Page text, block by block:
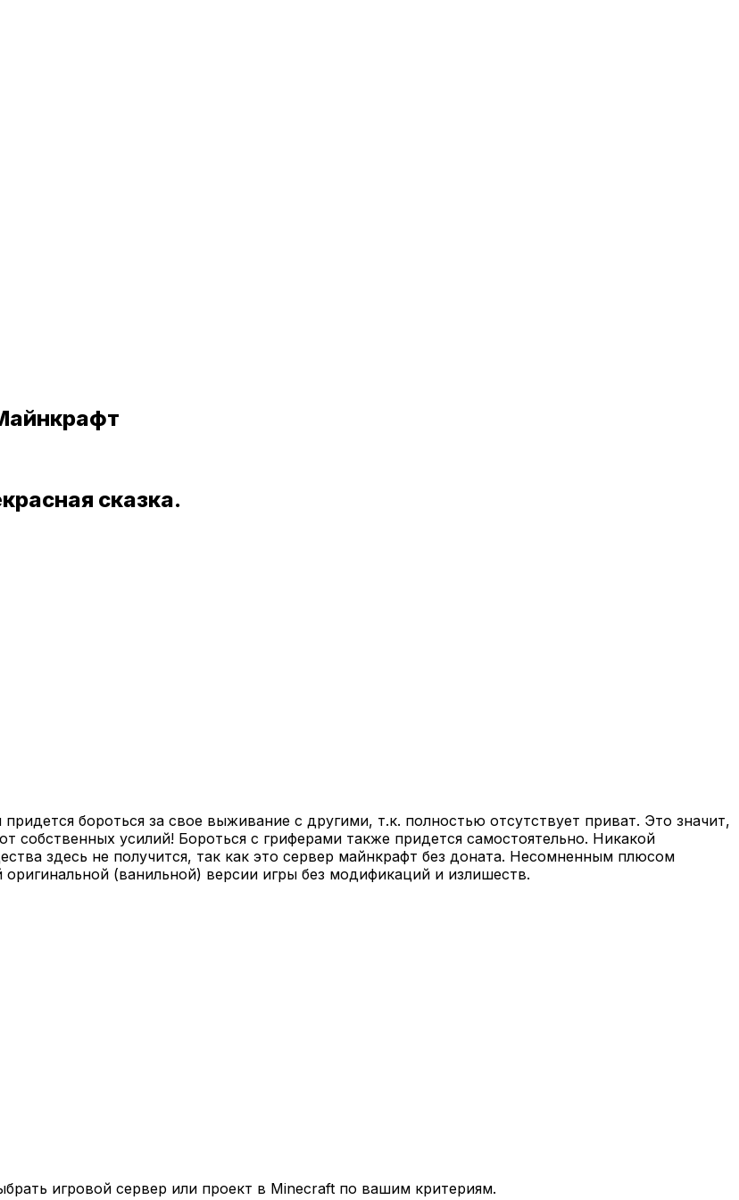
сказка.
бороться за свое выживание с другими, т.к. полностью отсутствует приват. Это значит,
собственных усилий! Бороться с гриферами также придется самостоятельно. Никакой
здесь не получится, так как это сервер майнкрафт без доната. Несомненным плюсом
(ванильной) версии игры без модификаций и излишеств.
игровой сервер или проект в Minecraft по вашим критериям.